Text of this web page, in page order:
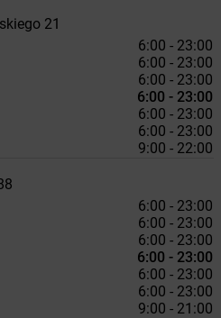
21
6:00 - 23:00
6:00 - 23:00
6:00 - 23:00
6:00 - 23:00
6:00 - 23:00
6:00 - 23:00
9:00 - 22:00
6:00 - 23:00
6:00 - 23:00
6:00 - 23:00
6:00 - 23:00
6:00 - 23:00
6:00 - 23:00
9:00 - 21:00